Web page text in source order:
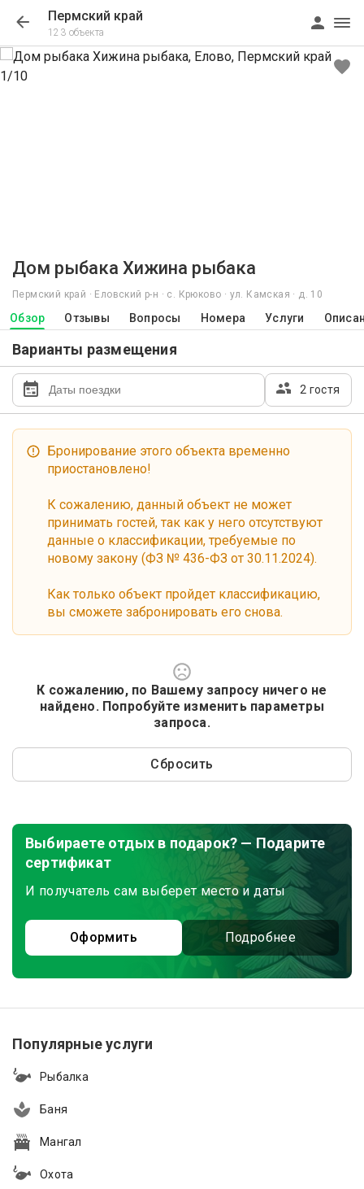
Пермский край
123 объекта
1/10
Дом рыбака Хижина рыбака
Пермский край · Еловский р-н · с. Крюково · ул. Камская · д. 10
Обзор Отзывы Вопросы Номера Услуги
Варианты размещения
2 гостя
Бронирование этого объекта временно
приостановлено!
К сожалению, данный объект не может
принимать гостей, так как у него отсутствуют
данные о классификации, требуемые по
новому закону (ФЗ № 436-ФЗ от 30.11.2024).
Как только объект пройдет классификацию,
вы сможете забронировать его снова.
К сожалению, по Вашему запросу ничего не
найдено. Попробуйте изменить параметры
запроса.
Сбросить
Выбираете отдых в подарок? — Подарите
сертификат
И получатель сам выберет место и даты
Оформить Подробнее
Популярные услуги
Рыбалка
Баня
Мангал
Охота